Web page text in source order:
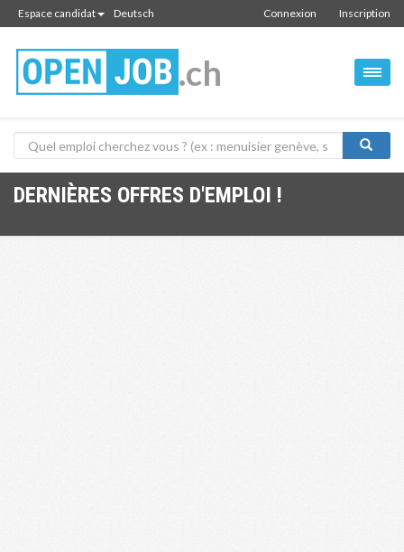
Espace candidat Deutsch Inscription
Connexion
.ch
DERNIÈRES OFFRES D'EMPLOI !